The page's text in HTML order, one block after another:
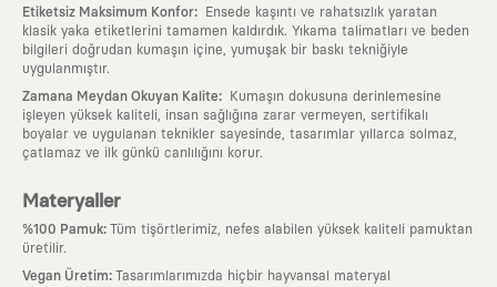
Etiketsiz Maksimum Konfor:
Ensede kaşıntı ve rahatsızlık yaratan
klasik yaka etiketlerini tamamen kaldırdık. Yıkama talimatları ve beden
bilgileri doğrudan kumaşın içine, yumuşak bir baskı tekniğiyle
uygulanmıştır.
Zamana Meydan Okuyan Kalite:
Kumaşın dokusuna derinlemesine
işleyen yüksek kaliteli, insan sağlığına zarar vermeyen, sertifikalı
boyalar ve uygulanan teknikler sayesinde, tasarımlar yıllarca solmaz,
çatlamaz ve ilk günkü canlılığını korur.
Materyaller
%100 Pamuk: Tüm tişörtlerimiz, nefes alabilen yüksek kaliteli pamuktan
üretilir.
Vegan Üretim: Tasarımlarımızda hiçbir hayvansal materyal